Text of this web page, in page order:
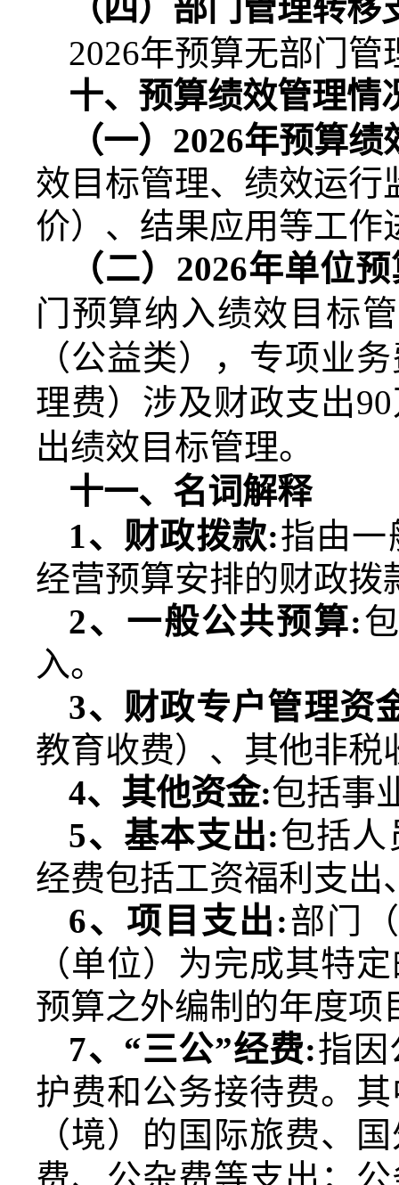
（四）部门管理转移
2026年预算无部门管
十、预算绩效管理情
（一） 2026年预算绩
效目标管理、绩效运行
价）、结果应用等工作
（二） 2026年单位
门预算纳入绩效目标
（公益类），专项业
理费）涉及财政支出90
出绩效目标管理。
十一、名词解释
1、财政拨款:指由一
经营预算安排的财政拨
2、一般公共预算:
入。
3、财政专户管理资
教育收费）、其他非税
4、其他资金:包括事
5、基本支出:包括人
经费包括工资福利支出
6、项目支出:部门
（单位）为完成其特
预算之外编制的年度项
7、“三公”经费:指因
护费和公务接待费。
（境）的国际旅费、